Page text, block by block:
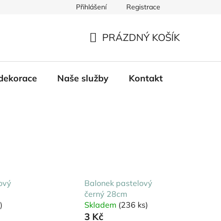
Přihlášení Registrace
KOŠÍK
PRÁZDNÝ KOŠÍK
Naše služby Kontakt
Balonek pastelový
černý 28cm
Skladem (236 ks)
3 Kč